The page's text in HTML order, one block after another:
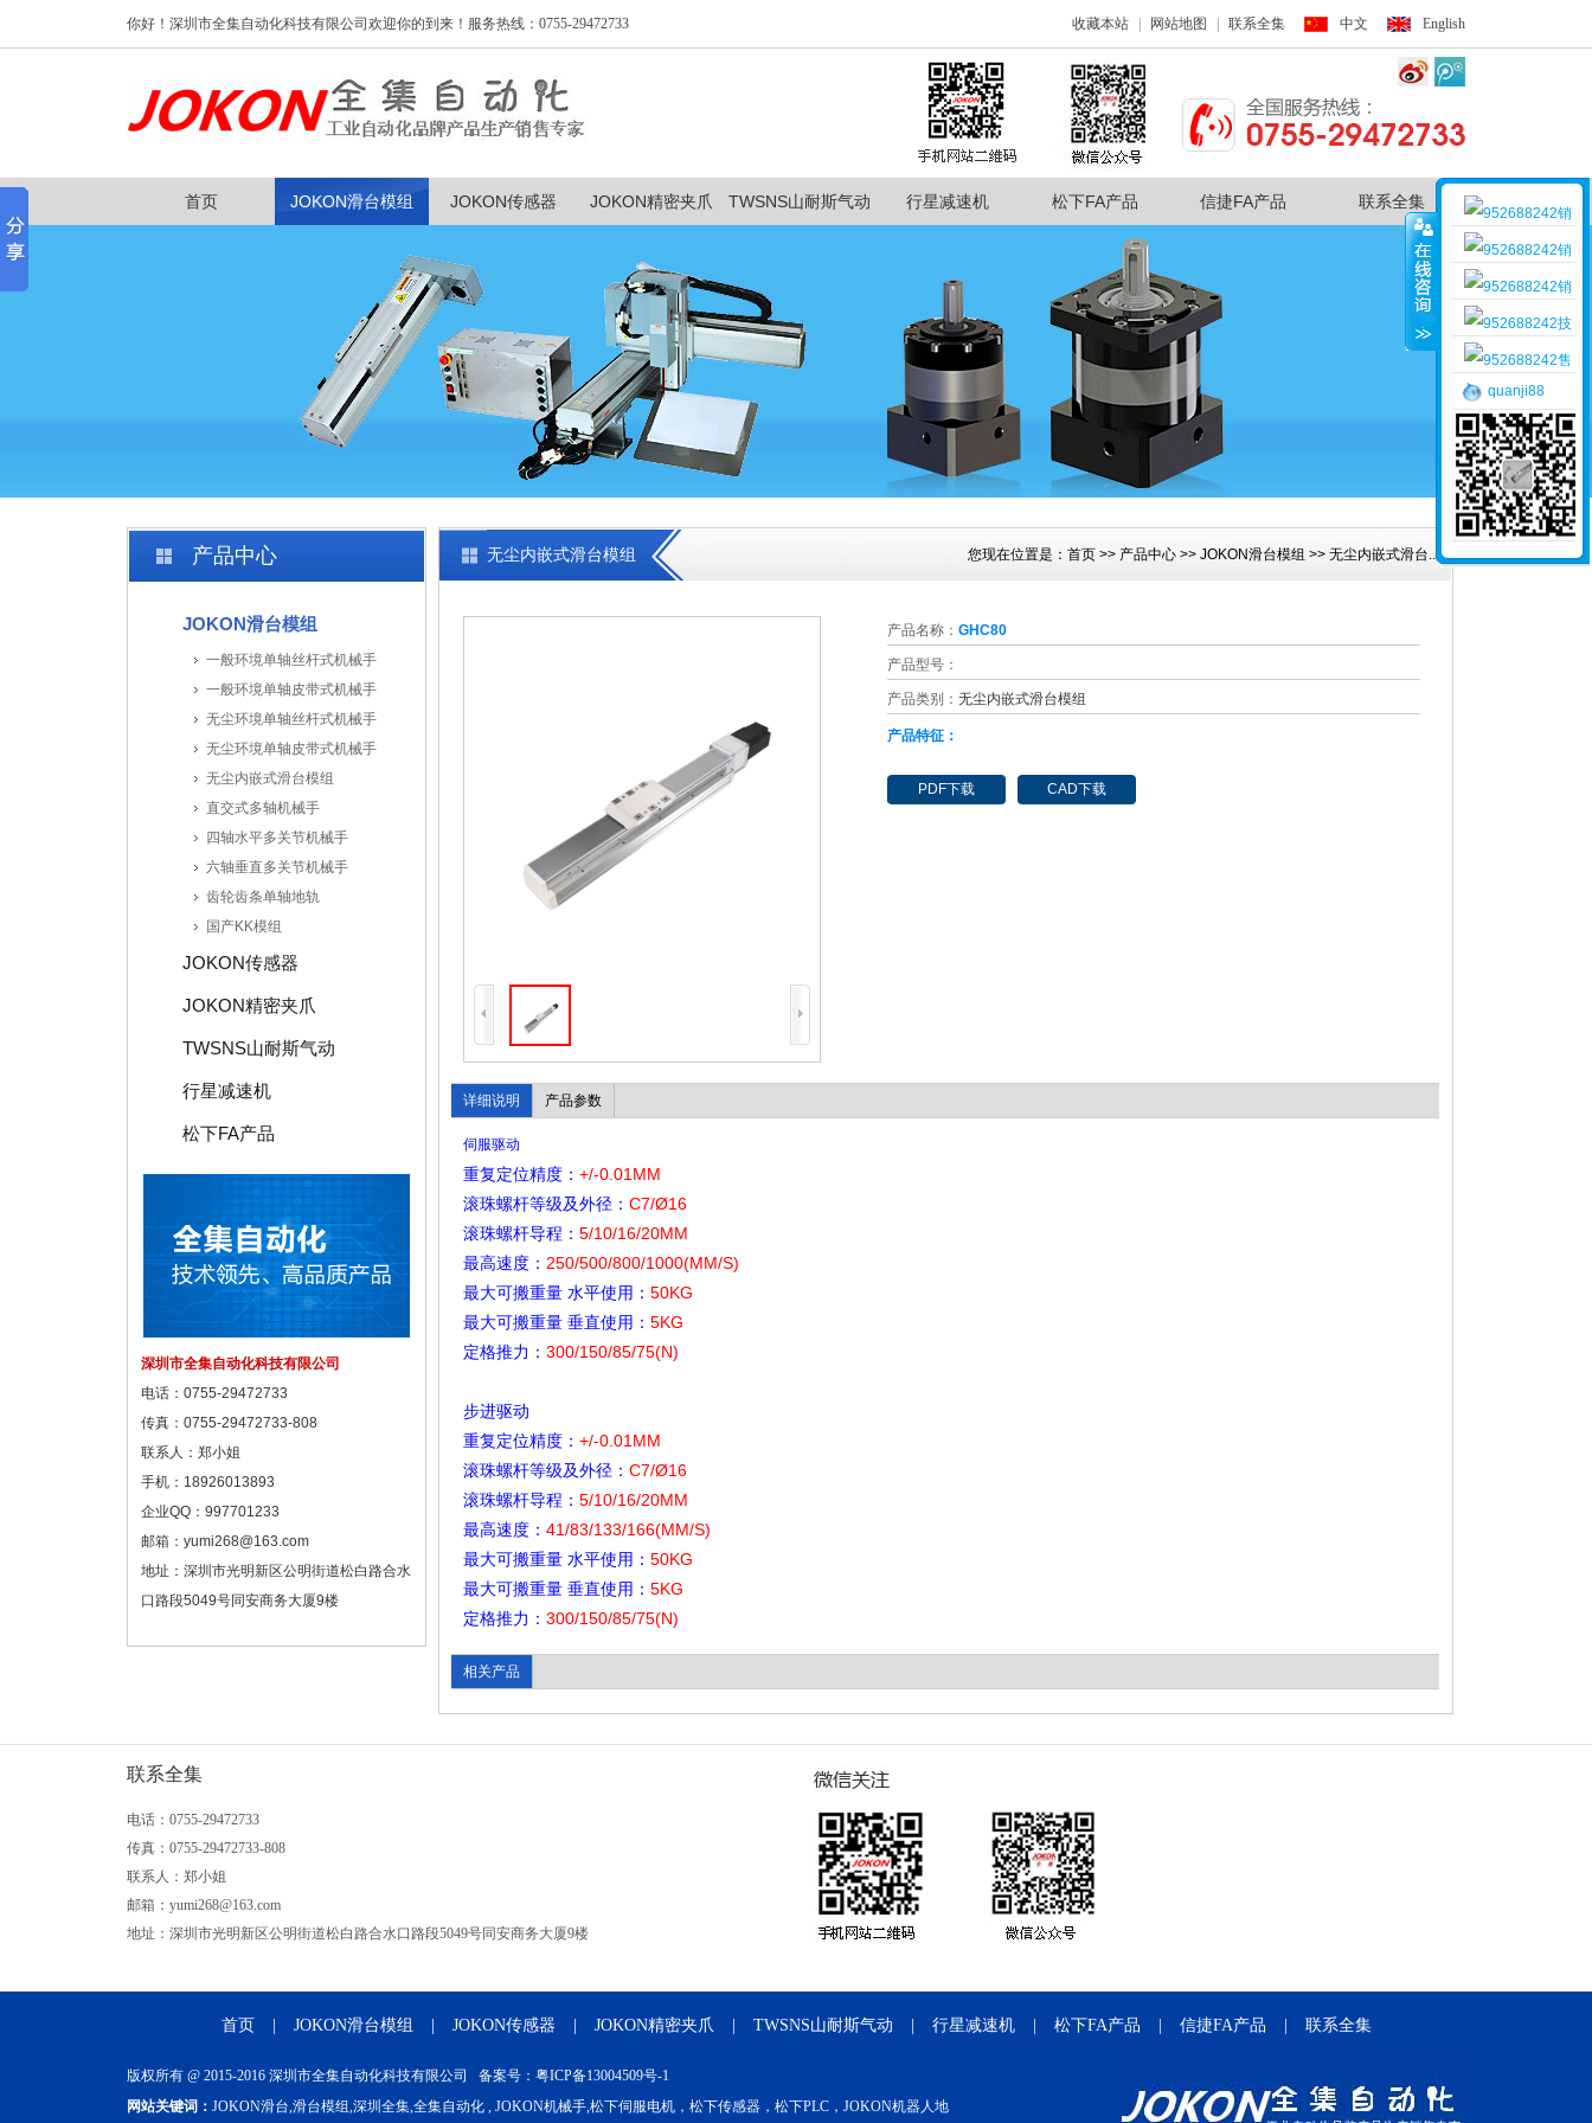
你好！深圳市全集自动化科技有限公司欢迎你的到来！服务热线：0755-29472733 收藏本站 网站地图 联系全集 中文 English
首页 JOKON滑台模组 JOKON传感器 JOKON精密夹爪 TWSNS山耐斯气动 行星减速机 松下FA产品 信捷FA产品 联系全集
产品中心
JOKON滑台模组
一般环境单轴丝杆式机械手
一般环境单轴皮带式机械手
无尘环境单轴丝杆式机械手
无尘环境单轴皮带式机械手
无尘内嵌式滑台模组
直交式多轴机械手
四轴水平多关节机械手
六轴垂直多关节机械手
齿轮齿条单轴地轨
国产KK模组
JOKON传感器
JOKON精密夹爪
TWSNS山耐斯气动
行星减速机
松下FA产品
深圳市全集自动化科技有限公司
电话：0755-29472733
传真：0755-29472733-808
联系人：郑小姐
手机：18926013893
企业QQ：997701233
邮箱： yumi268@163.com
地址：深圳市光明新区公明街道松白路合水
口路段5049号同安商务大厦9楼
无尘内嵌式滑台模组 您现在位置是： 首页 >> 产品中心 >> JOKON滑台模组 >> 无尘内嵌式滑台...
产品名称： GHC80
产品型号：
产品类别： 无尘内嵌式滑台模组
产品特征：
PDF下载 CAD下载
详细说明 产品参数
伺服驱动
重复定位精度： +/-0.01MM
滚珠螺杆等级及外径： C7/Ø16
滚珠螺杆导程： 5/10/16/20MM
最高速度： 250/500/800/1000(MM/S)
最大可搬重量 水平使用： 50KG
最大可搬重量 垂直使用： 5KG
定格推力： 300/150/85/75(N)
步进驱动
重复定位精度： +/-0.01MM
滚珠螺杆等级及外径： C7/Ø16
滚珠螺杆导程： 5/10/16/20MM
最高速度： 41/83/133/166(MM/S)
最大可搬重量 水平使用： 50KG
最大可搬重量 垂直使用： 5KG
定格推力： 300/150/85/75(N)
相关产品
联系全集
电话：0755-29472733
传真：0755-29472733-808
联系人：郑小姐
邮箱：yumi268@163.com
地址：深圳市光明新区公明街道松白路合水口路段5049号同安商务大厦9楼
首页 JOKON滑台模组 JOKON传感器 JOKON精密夹爪 TWSNS山耐斯气动 行星减速机 松下FA产品 信捷FA产品 联系全集
版权所有 @ 2015-2016 深圳市全集自动化科技有限公司 备案号： 粤ICP备13004509号-1
网站关键词： JOKON滑台,滑台模组,深圳全集,全集自动化 , JOKON机械手,松下伺服电机，松下传感器，松下PLC，JOKON机器人地
销
售客服一 销
售客服二 销
售客服三 技
术支持 售
后服务quanji88